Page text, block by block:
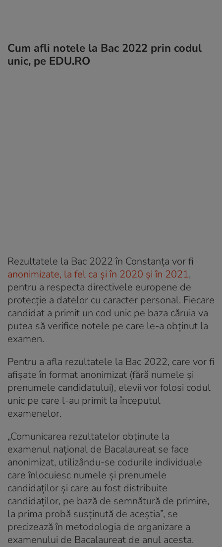
Cum afli notele la Bac 2022 prin codul
unic, pe EDU.RO
Rezultatele la Bac 2022 în Constanța vor fi
anonimizate, la fel ca și în 2020 și în 2021,
pentru a respecta directivele europene de
protecție a datelor cu caracter personal. Fiecare
candidat a primit un cod unic pe baza căruia va
putea să verifice notele pe care le-a obținut la
examen.
Pentru a afla rezultatele la Bac 2022, care vor fi
afișate în format anonimizat (fără numele și
prenumele candidatului), elevii vor folosi codul
unic pe care l-au primit la începutul
examenelor.
„Comunicarea rezultatelor obținute la
examenul național de Bacalaureat se face
anonimizat, utilizându-se codurile individuale
care înlocuiesc numele și prenumele
candidaților și care au fost distribuite
candidaților, pe bază de semnătură de primire,
la prima probă susținută de aceștia”, se
precizează în metodologia de organizare a
examenului de Bacalaureat de anul acesta.